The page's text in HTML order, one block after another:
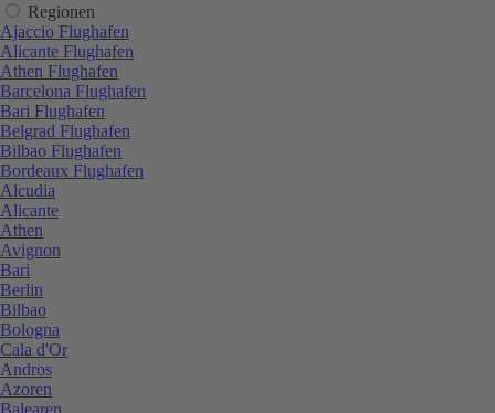
Regionen
Ajaccio Flughafen
Alicante Flughafen
Athen Flughafen
Barcelona Flughafen
Bari Flughafen
Belgrad Flughafen
Bilbao Flughafen
Bordeaux Flughafen
Alcudia
Alicante
Athen
Avignon
Bari
Berlin
Bilbao
Bologna
Cala d'Or
Andros
Azoren
Balearen